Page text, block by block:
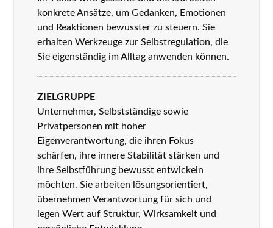
konkrete Ansätze, um Gedanken, Emotionen
und Reaktionen bewusster zu steuern. Sie
erhalten Werkzeuge zur Selbstregulation, die
Sie eigenständig im Alltag anwenden können.
ZIELGRUPPE
Unternehmer, Selbstständige sowie
Privatpersonen mit hoher
Eigenverantwortung, die ihren Fokus
schärfen, ihre innere Stabilität stärken und
ihre Selbstführung bewusst entwickeln
möchten. Sie arbeiten lösungsorientiert,
übernehmen Verantwortung für sich und
legen Wert auf Struktur, Wirksamkeit und